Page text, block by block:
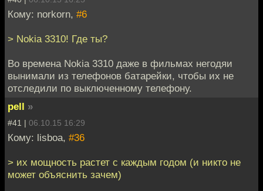
Кому: norkorn, #6
> Nokia 3310! Где ты?
Во времена Nokia 3310 даже в фильмах негодяи
вынимали из телефонов батарейки, чтобы их не
отследили по выключенному телефону.
pell »
#41 | 06.10.15 16:29
Кому: lisboa, #36
> их мощность растет с каждым годом (и никто не
может объяснить зачем)